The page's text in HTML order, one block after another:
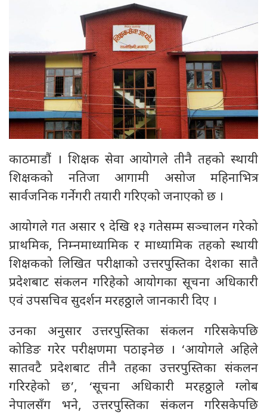
काठमाडौं । शिक्षक सेवा आयोगले तीनै तहको स्थायी
शिक्षकको नतिजा आगामी असोज महिनाभित्र
सार्वजनिक गर्नेगरी तयारी गरिएको जनाएको छ ।
आयोगले गत असार ९ देखि १३ गतेसम्म सञ्चालन गरेको
प्राथमिक, निम्नमाध्यामिक र माध्यामिक तहको स्थायी
शिक्षकको लिखित परीक्षाको उत्तरपुस्तिका देशका सातै
प्रदेशबाट संकलन गरिहेको आयोगका सूचना अधिकारी
एवं उपसचिव सुदर्शन मरहठ्ठाले जानकारी दिए ।
उनका अनुसार उत्तरपुस्तिका संकलन गरिसकेपछि
कोडिङ गरेर परीक्षणमा पठाइनेछ । ‘आयोगले अहिले
सातवटै प्रदेशबाट तीनै तहका उत्तरपुस्तिका संकलन
गरिरहेको छ’, ‘सूचना अधिकारी मरहठ्ठाले ग्लोब
नेपालसँग भने, उत्तरपुस्तिका संकलन गरिसकेपछि